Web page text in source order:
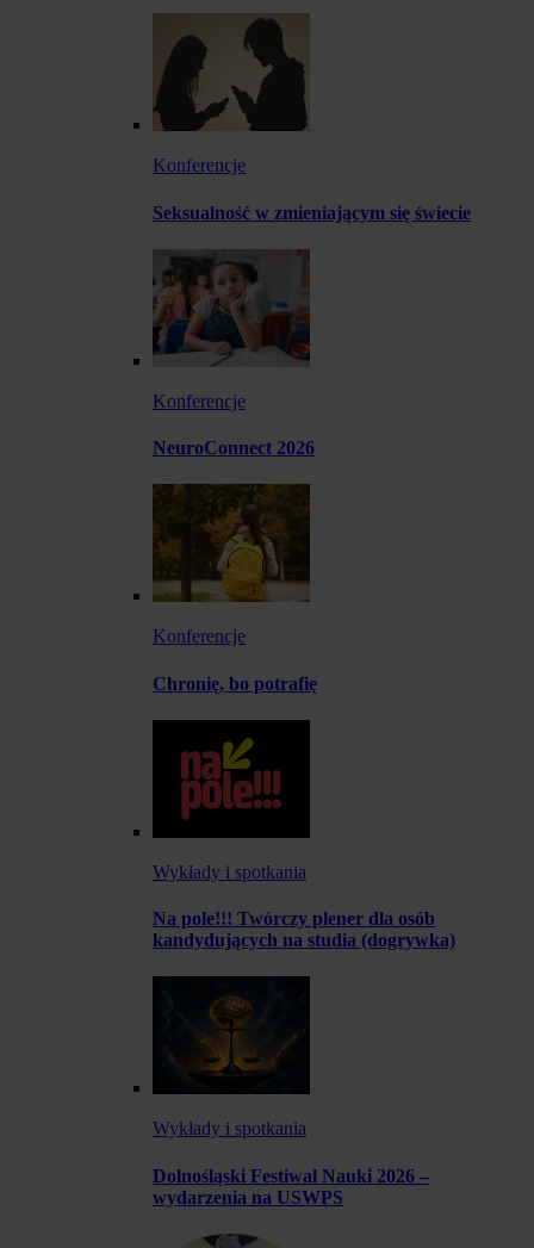
Konferencje
Seksualność w zmieniającym się świecie
Konferencje
NeuroConnect 2026
Konferencje
Chronię, bo potrafię
Wykłady i spotkania
Na pole!!! Twórczy plener dla osób
kandydujących na studia (dogrywka)
Wykłady i spotkania
Dolnośląski Festiwal Nauki 2026 –
wydarzenia na USWPS